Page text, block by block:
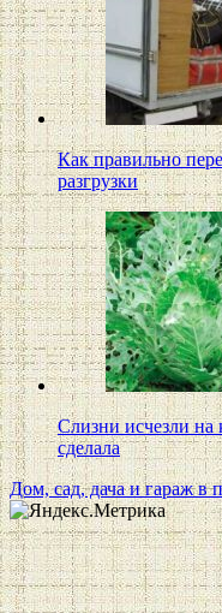
Как правильно
разгрузки
Слизни исчезли на
сделала
Дом, сад, дача и гараж в